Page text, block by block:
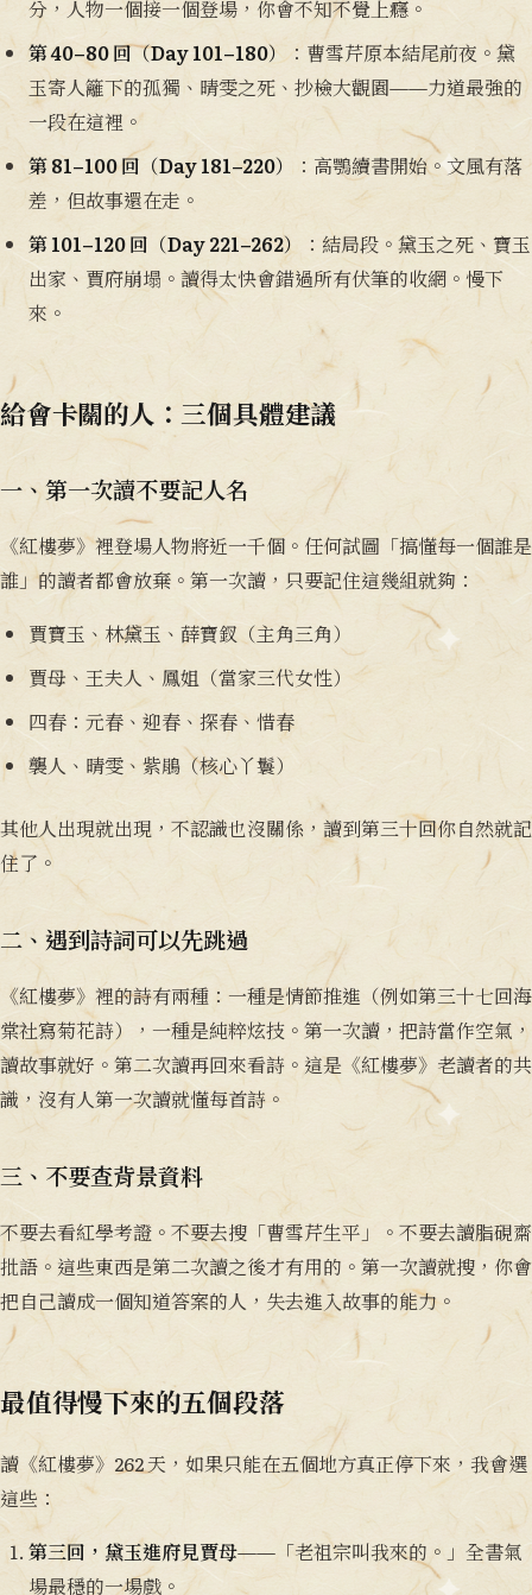
分，人物一個接一個登場，你會不知不覺上癮。
第 40–80 回（Day 101–180） ：曹雪芹原本結尾前夜。黛
玉寄人籬下的孤獨、晴雯之死、抄檢大觀園——力道最強的
一段在這裡。
第 81–100 回（Day 181–220）
：高鶚續書開始。文風有落
差，但故事還在走。
第 101–120 回（Day 221–262）
：結局段。黛玉之死、寶玉
出家、賈府崩塌。讀得太快會錯過所有伏筆的收網。慢下
來。
給會卡關的人：三個具體建議
一、第一次讀不要記人名
《紅樓夢》裡登場人物將近一千個。任何試圖「搞懂每一個誰是
誰」的讀者都會放棄。第一次讀，只要記住這幾組就夠：
賈寶玉、林黛玉、薛寶釵（主角三角）
賈母、王夫人、鳳姐（當家三代女性）
四春：元春、迎春、探春、惜春
襲人、晴雯、紫鵑（核心丫鬟）
其他人出現就出現，不認識也沒關係，讀到第三十回你自然就記
住了。
二、遇到詩詞可以先跳過
《紅樓夢》裡的詩有兩種：一種是情節推進（例如第三十七回海
棠社寫菊花詩），一種是純粹炫技。第一次讀，把詩當作空氣，
讀故事就好。第二次讀再回來看詩。這是《紅樓夢》老讀者的共
識，沒有人第一次讀就懂每首詩。
三、不要查背景資料
不要去看紅學考證。不要去搜「曹雪芹生平」。不要去讀脂硯齋
批語。這些東西是第二次讀之後才有用的。第一次讀就搜，你會
把自己讀成一個知道答案的人，失去進入故事的能力。
最值得慢下來的五個段落
讀《紅樓夢》262 天，如果只能在五個地方真正停下來，我會選
這些：
第三回，黛玉進府見賈母——「老祖宗叫我來的。」全書氣
場最穩的一場戲。